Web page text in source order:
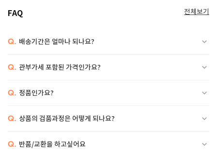
FAQ 전체보기
Q. 배송기간은 얼마나 되나요?
Q. 관부가세 포함된 가격인가요?
Q. 정품인가요?
Q. 상품의 검품과정은 어떻게 되나요?
Q. 반품/교환을 하고싶어요